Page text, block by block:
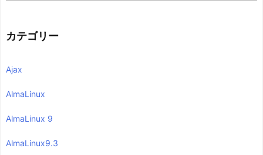
カテゴリー
Ajax
AlmaLinux
AlmaLinux 9
AlmaLinux9.3